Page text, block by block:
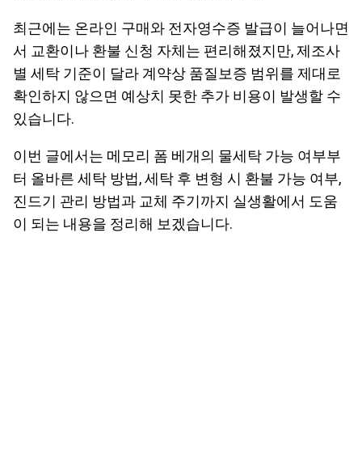
최근에는 온라인 구매와 전자영수증 발급이 늘어나면
서 교환이나 환불 신청 자체는 편리해졌지만, 제조사
별 세탁 기준이 달라 계약상 품질보증 범위를 제대로
확인하지 않으면 예상치 못한 추가 비용이 발생할 수
있습니다.
이번 글에서는 메모리 폼 베개의 물세탁 가능 여부부
터 올바른 세탁 방법, 세탁 후 변형 시 환불 가능 여부,
진드기 관리 방법과 교체 주기까지 실생활에서 도움
이 되는 내용을 정리해 보겠습니다.